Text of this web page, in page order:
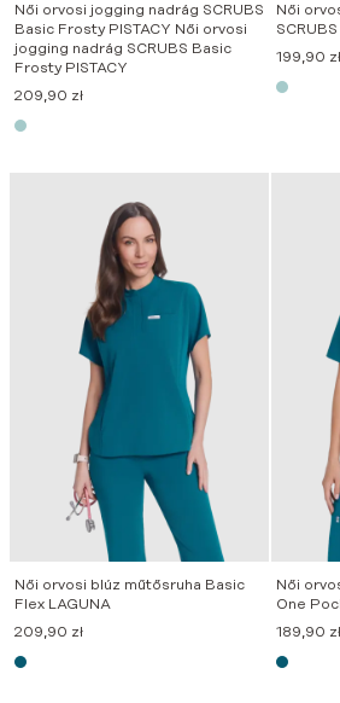
Női orvosi jogging nadrág SCRUBS
Basic Frosty PISTACY Női orvosi
jogging nadrág SCRUBS Basic
Frosty PISTACY
209,90 zł
Női
199,90 zł
Női orvosi blúz műtősruha Basic
Flex LAGUNA
209,90 zł
Női
One
189,90 zł